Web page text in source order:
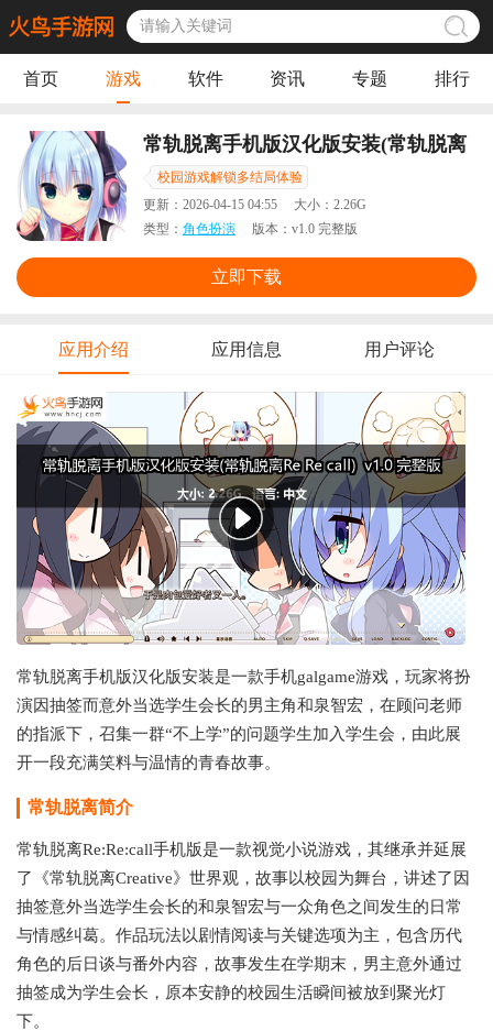
首页 游戏 软件 资讯 专题 排行
常轨脱离手机版汉化版安装(常轨脱离
Re Re call)
校园游戏解锁多结局体验
更新： 2026-04-15 04:55 大小： 2.26G
类型： 角色扮演 版本： v1.0 完整版
立即下载
应用介绍 应用信息 用户评论
常轨脱离手机版汉化版安装是一款手机galgame游戏，玩家将扮
演因抽签而意外当选学生会长的男主角和泉智宏，在顾问老师
的指派下，召集一群“不上学”的问题学生加入学生会，由此展
开一段充满笑料与温情的青春故事。
常轨脱离简介
常轨脱离Re:Re:call手机版是一款视觉小说游戏，其继承并延展
了《常轨脱离Creative》世界观，故事以校园为舞台，讲述了因
抽签意外当选学生会长的和泉智宏与一众角色之间发生的日常
与情感纠葛。作品玩法以剧情阅读与关键选项为主，包含历代
角色的后日谈与番外内容，故事发生在学期末，男主意外通过
抽签成为学生会长，原本安静的校园生活瞬间被放到聚光灯
下。